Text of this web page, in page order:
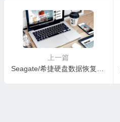
上一篇
Seagate/希捷硬盘数据恢复固件ST31000528AS-CC38-5VP1Z9R8